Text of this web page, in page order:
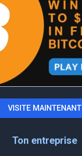
VISITE MAINTENANT
Ton entreprise